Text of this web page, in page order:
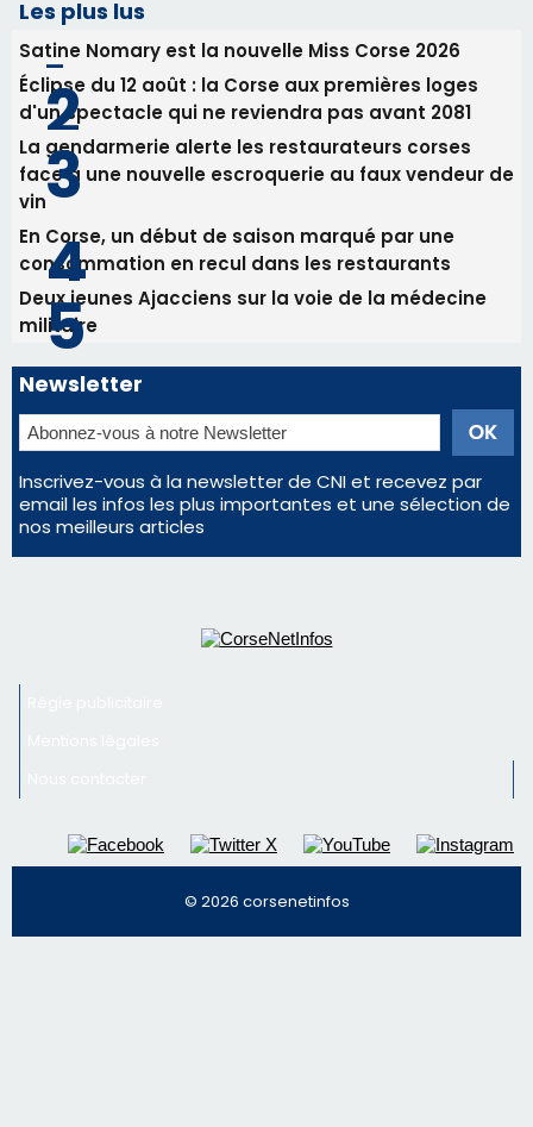
En Corse, un début de saison marqué par une
consommation en recul dans les restaurants
Deux jeunes Ajacciens sur la voie de la médecine
militaire
Newsletter
Inscrivez-vous à la newsletter de CNI et recevez par
email les infos les plus importantes et une sélection de
nos meilleurs articles
Régie publicitaire
Mentions légales
Nous contacter